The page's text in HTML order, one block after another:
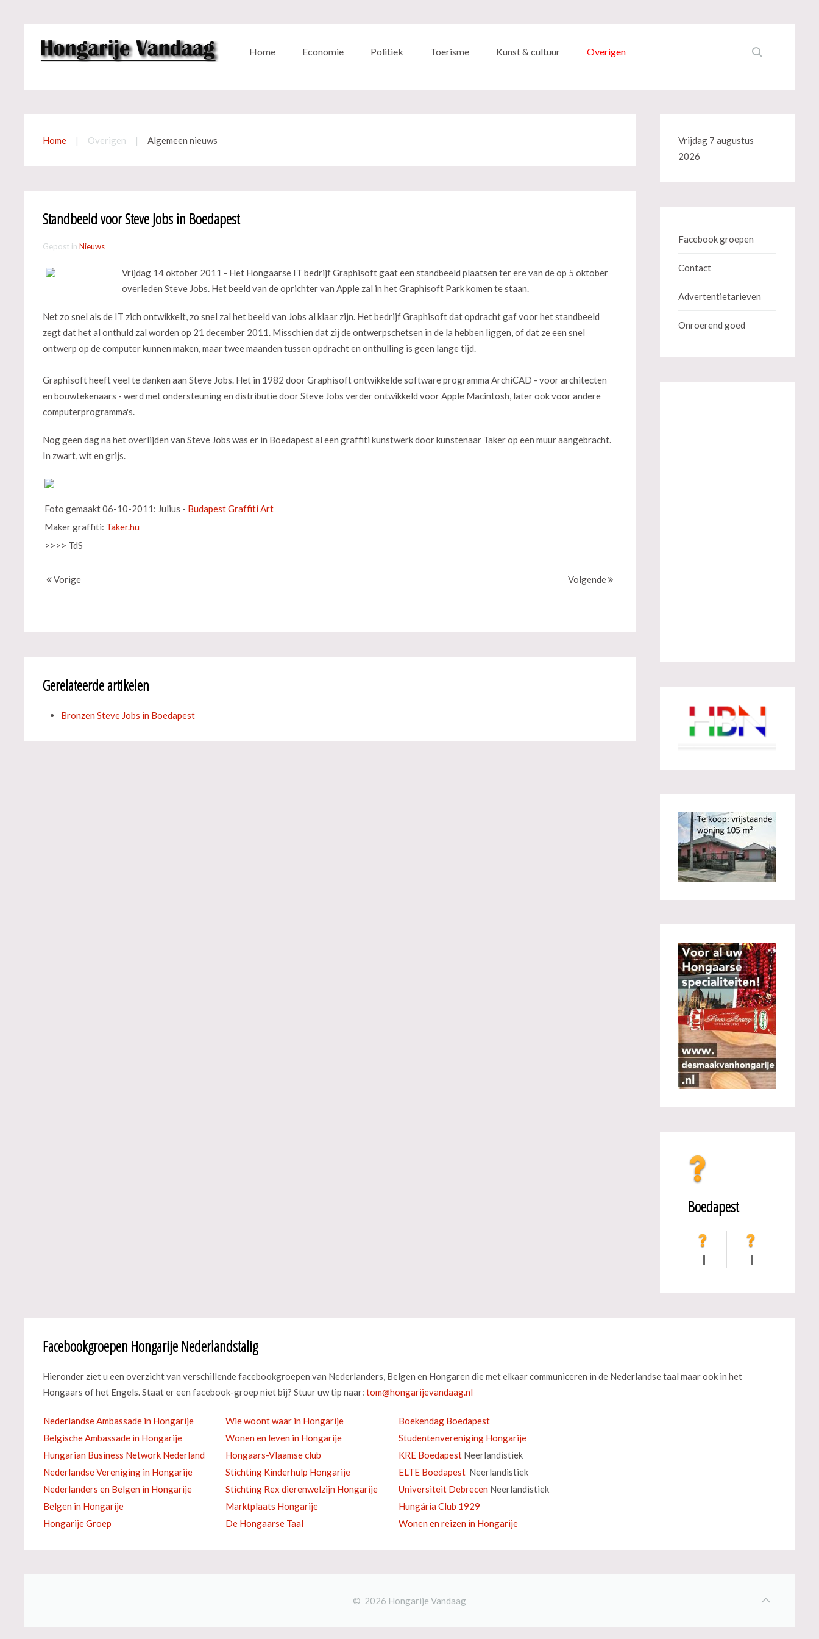
Home Economie Politiek Toerisme Kunst & cultuur Overigen
Home Overigen Algemeen nieuws
Standbeeld voor Steve Jobs in Boedapest
Gepost in Nieuws
Vrijdag 14 oktober 2011 - Het Hongaarse IT bedrijf Graphisoft gaat een standbeeld plaatsen ter ere van de op 5 oktober
overleden Steve Jobs. Het beeld van de oprichter van Apple zal in het Graphisoft Park komen te staan.
Net zo snel als de IT zich ontwikkelt, zo snel zal het beeld van Jobs al klaar zijn. Het bedrijf Graphisoft dat opdracht gaf voor het standbeeld
zegt dat het al onthuld zal worden op 21 december 2011. Misschien dat zij de ontwerpschetsen in de la hebben liggen, of dat ze een snel
ontwerp op de computer kunnen maken, maar twee maanden tussen opdracht en onthulling is geen lange tijd.
Graphisoft heeft veel te danken aan Steve Jobs. Het in 1982 door Graphisoft ontwikkelde software programma ArchiCAD - voor architecten
en bouwtekenaars - werd met ondersteuning en distributie door Steve Jobs verder ontwikkeld voor Apple Macintosh, later ook voor andere
computerprogramma's.
Nog geen dag na het overlijden van Steve Jobs was er in Boedapest al een graffiti kunstwerk door kunstenaar Taker op een muur aangebracht.
In zwart, wit en grijs.
Foto gemaakt 06-10-2011: Julius - Budapest Graffiti Art
Maker graffiti: Taker.hu
>>>> TdS
Vorige Volgende
Gerelateerde artikelen
Bronzen Steve Jobs in Boedapest
Vrijdag 7 augustus
2026
Facebook groepen
Contact
Advertentietarieven
Onroerend goed
Boedapest
Facebookgroepen Hongarije Nederlandstalig
Hieronder ziet u een overzicht van verschillende facebookgroepen van Nederlanders, Belgen en Hongaren die met elkaar communiceren in de Nederlandse taal maar ook in het
Hongaars of het Engels. Staat er een facebook-groep niet bij? Stuur uw tip naar:
Nederlandse Ambassade in Hongarije Wie woont waar in Hongarije
Boekendag Boedapest
Belgische Ambassade in Hongarije
Wonen en leven in Hongarije
Studentenvereniging Hongarije
Hungarian Business Network Nederland
Hongaars-Vlaamse club KRE Boedapest Neerlandistiek
Nederlandse Vereniging in Hongarije
Stichting Kinderhulp Hongarije ELTE Boedapest Neerlandistiek
Nederlanders en Belgen in Hongarije
Stichting Rex dierenwelzijn Hongarije Universiteit Debrecen Neerlandistiek
Belgen in Hongarije
Marktplaats Hongarije
Hungária Club 1929
Hongarije Groep
De Hongaarse Taal Wonen en reizen in Hongarije
© 2026 Hongarije Vandaag